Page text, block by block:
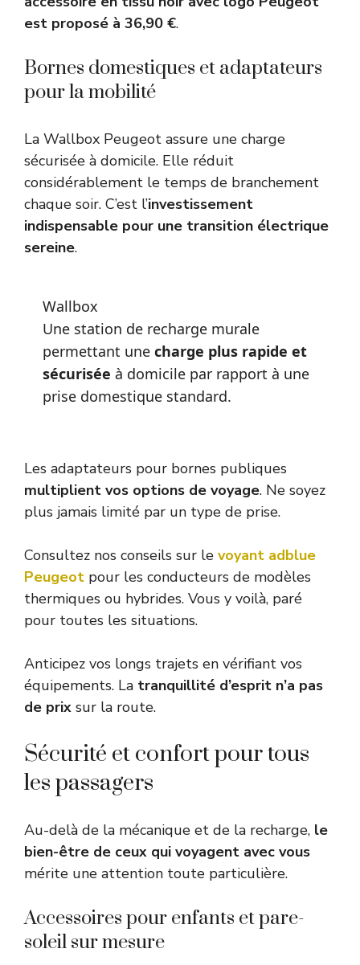
est proposé à 36,90 €.
Bornes domestiques et adaptateurs
pour la mobilité
La Wallbox Peugeot assure une charge
sécurisée à domicile. Elle réduit
considérablement le temps de branchement
chaque soir. C’est l’investissement
indispensable pour une transition électrique
sereine.
Wallbox
Une station de recharge murale
permettant une charge plus rapide et
sécurisée à domicile par rapport à une
prise domestique standard.
Les adaptateurs pour bornes publiques
multiplient vos options de voyage. Ne soyez
plus jamais limité par un type de prise.
Consultez nos conseils sur le voyant adblue
Peugeot pour les conducteurs de modèles
thermiques ou hybrides. Vous y voilà, paré
pour toutes les situations.
Anticipez vos longs trajets en vérifiant vos
équipements. La tranquillité d’esprit n’a pas
de prix sur la route.
Sécurité et confort pour tous
les passagers
Au-delà de la mécanique et de la recharge, le
bien-être de ceux qui voyagent avec vous
mérite une attention toute particulière.
Accessoires pour enfants et pare-
soleil sur mesure